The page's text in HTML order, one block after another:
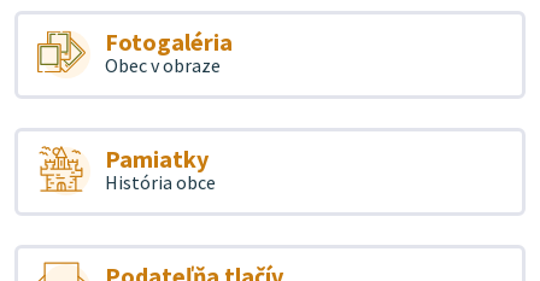
Fotogaléria
Obec v obraze
Pamiatky
História obce
Podateľňa tlačív